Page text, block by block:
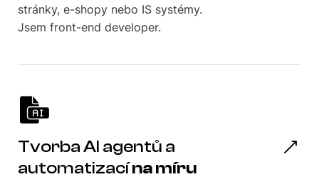
stránky, e-shopy nebo IS systémy.
Jsem front-end developer.
Tvorba AI agentů a
automatizacína míru